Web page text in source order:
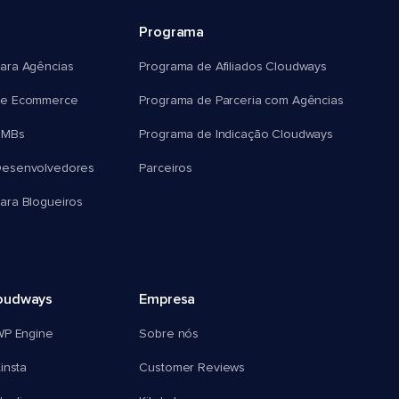
Agências
Ecommerce
Blogueiros
Programa
Programa de Afiliados Cloudways
Programa de Parceria com Agências
Programa de Indicação Cloudways
Parceiros
Engine
Empresa
Sobre nós
Customer Reviews